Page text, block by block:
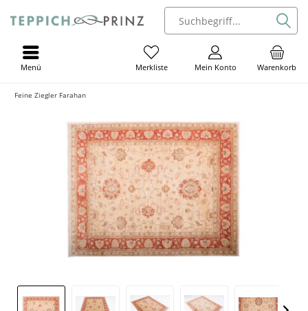
Warenkorb
Mein Konto
Merkliste
Menü
Feine Ziegler Farahan